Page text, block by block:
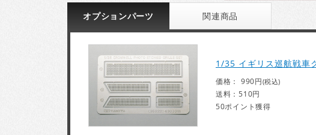
オプションパーツ 関連商品
1/35 イギリス巡航戦車
価格： 990円(税込)
送料：510円
50ポイント獲得